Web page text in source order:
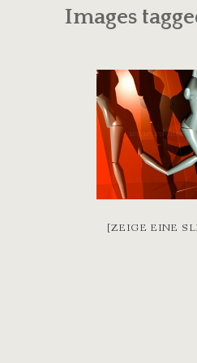
Images
[ZEIGE EINE